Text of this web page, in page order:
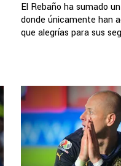
El Rebaño ha sumado
donde únicamente han
que alegrías para sus